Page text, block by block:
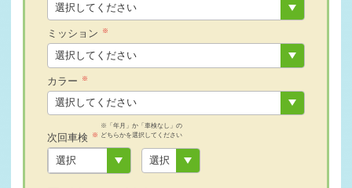
2026-06-13
苫小牧市S社様 トヨタ ランドクルーザー250査定・買取
ご成約誠にあ …
2026-06-11
毎週木曜日は定休日となります。
2026-06-10
伊達市I様 スズキ ジムニー査定・買取 ご成約誠にありが
とうございまし …
2026-06-09
新ひだか町S様 トヨタ アルファードHV査定・買取 ご成
ミッション ※
カラー ※
次回車検 ※
※「年月」か「車検なし」の
どちらかを選択してください